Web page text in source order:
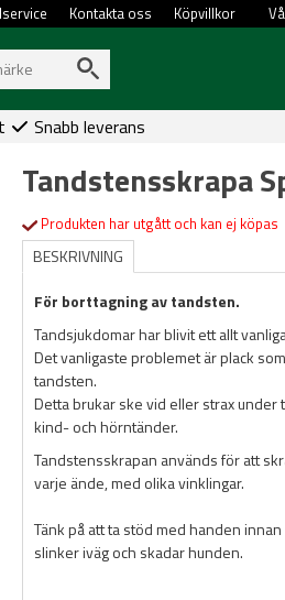
Köpvillkor
Kontakta oss
Snabb leverans
Tandstensskrapa
Produkten har utgått och kan ej köpas
BESKRIVNING
För borttagning av tandsten.
Tandsjukdomar har blivit ett allt
Det vanligaste problemet är plack
tandsten.
Detta brukar ske vid eller strax
kind- och hörntänder.
Tandstensskrapan används för att
varje ände, med olika vinklingar.
Tänk på att ta stöd med handen
slinker iväg och skadar hunden.